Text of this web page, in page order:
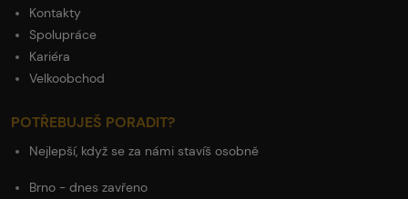
Kontakty
Spolupráce
Kariéra
Velkoobchod
POTŘEBUJEŠ PORADIT?
Nejlepší, když se za námi stavíš osobně
Brno - dnes zavřeno